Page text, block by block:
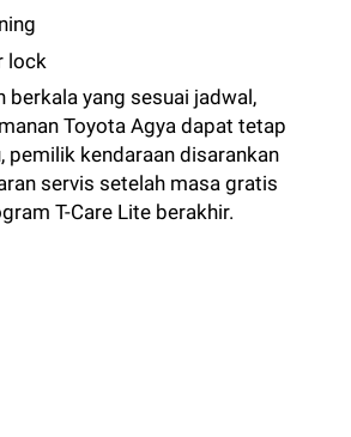
lock
berkala yang sesuai jadwal,
Toyota Agya dapat tetap
pemilik kendaraan disarankan
servis setelah masa gratis
T-Care Lite berakhir.